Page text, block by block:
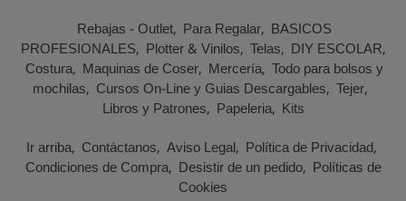
Rebajas - Outlet Para Regalar BASICOS
PROFESIONALES Plotter & Vinilos Telas DIY ESCOLAR
Costura Maquinas de Coser Mercería Todo para bolsos y
mochilas Cursos On-Line y Guias Descargables Tejer
Libros y Patrones Papeleria Kits
Ir arriba Contáctanos Aviso Legal Política de Privacidad
Condiciones de Compra Desistir de un pedido Políticas de
Cookies